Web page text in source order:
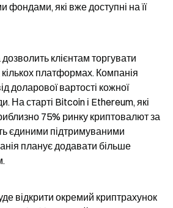
фондами, які вже доступні на її
клієнтам торгувати
платформах. Компанія
доларової вартості кожної
На старті Bitcoin і Ethereum, які
75% ринку криптовалют за
єдиними підтримуваними
планує додавати більше
відкрити окремий криптрахунок